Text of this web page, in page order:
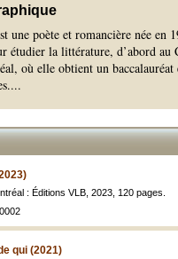
une poète et romancière née
étudier la littérature, d’abord
où elle obtient un
...
: Éditions VLB, 2023, 120 pages.
qui (2021)